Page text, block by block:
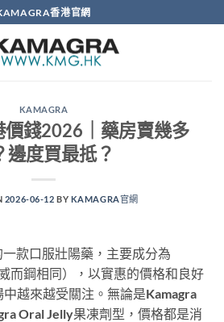
香港官網
KAMAGRA
價錢2026｜藥房賣幾多
邊度買最抵？
2026-06-12 BY KAMAGRA官網
款口服壯陽藥，主要成分為
而鋼相同），以實惠的價格和良好
越來越受關注。無論是Kamagra
Oral Jelly果凍劑型，價格都是消